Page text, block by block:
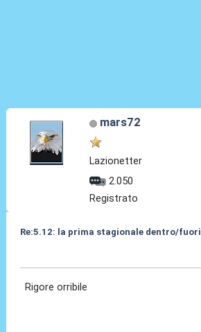
mars72
Lazionetter
2.050
Registrato
Re:5.12: la prima stagionale dentro/fuori
Rigore orribile